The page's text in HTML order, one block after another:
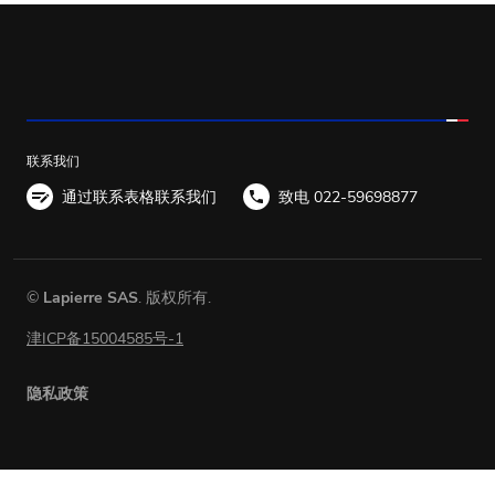
联系我们
通过联系表格联系我们 致电 022-59698877
© Lapierre SAS. 版权所有.
津ICP备15004585号-1
隐私政策